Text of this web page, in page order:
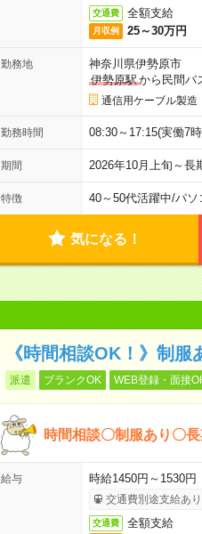
交通費 全額支給
月収例 25～30万円
勤務地
神奈川県伊勢原市
伊勢原駅から民間バ
通信用ケーブル製造
勤務時間 08:30～17:15(実働7
期間 2026年10月上旬～
特徴 40～50代活躍中/パソ
気になる！
《時間相談OK！》制
派遣 ブランクOK WEB登録・面接
時間相談〇制服あり〇
給与 時給1450円～1530
交通費別途支給あり
交通費 全額支給